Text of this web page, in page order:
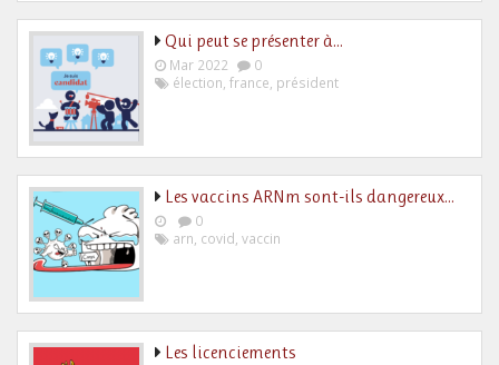
Qui peut se présenter à…
Mar 2022
0
élection, france, président
Les vaccins ARNm sont-ils dangereux…
0
arn, covid, vaccin
Les licenciements